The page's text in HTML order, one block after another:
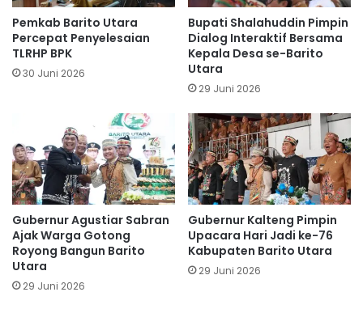
Pemkab Barito Utara
Percepat Penyelesaian
TLRHP BPK
30 Juni 2026
Bupati Shalahuddin Pimpin
Dialog Interaktif Bersama
Kepala Desa se-Barito
Utara
29 Juni 2026
Gubernur Agustiar Sabran
Ajak Warga Gotong
Royong Bangun Barito
Utara
29 Juni 2026
Gubernur Kalteng Pimpin
Upacara Hari Jadi ke-76
Kabupaten Barito Utara
29 Juni 2026